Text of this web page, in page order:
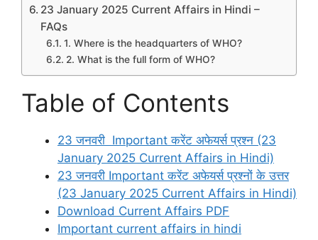
23 January 2025 Current Affairs in Hindi –
FAQs
1. Where is the headquarters of WHO?
2. What is the full form of WHO?
Table of Contents
23 जनवरी Important करेंट अफेयर्स प्रश्न (23
January 2025 Current Affairs in Hindi)
23 जनवरी Important करेंट अफेयर्स प्रश्नों के उत्तर
(23 January 2025 Current Affairs in Hindi)
Download Current Affairs PDF
Important current affairs in hindi